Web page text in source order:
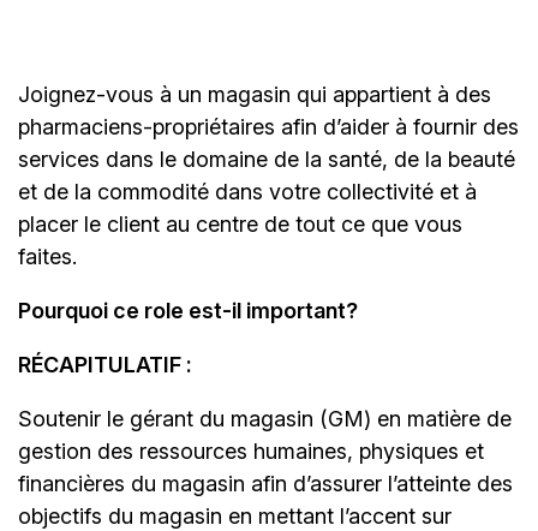
Joignez-vous à un magasin qui appartient à des
pharmaciens-propriétaires afin d’aider à fournir des
services dans le domaine de la santé, de la beauté
et de la commodité dans votre collectivité et à
placer le client au centre de tout ce que vous
faites.
Pourquoi ce role est-il important?
RÉCAPITULATIF :
Soutenir le gérant du magasin (GM) en matière de
gestion des ressources humaines, physiques et
financières du magasin afin d’assurer l’atteinte des
objectifs du magasin en mettant l’accent sur